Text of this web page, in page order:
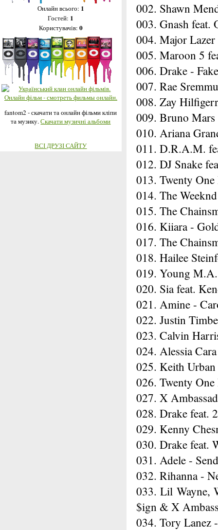
Онлайн всього: 1
Гостей: 1
Користувачів: 0
fantom2 - скачати та онлайн фільми кліпи
та музику.Скачати музичні альбоми
ВСІ ДРУЗІ САЙТУ
002. Shawn
003. Gnash
004. Major
005. Maroon 5
006. Drake -
007. Rae
008. Zay
009. Bruno
010. Ariana
011. D.R.A.M.
012. DJ Snake
013. Twenty
014. The
015. The
016. Kiiara -
017. The
018. Hailee
019. Young
020. Sia feat.
021. Amine -
022. Justin
023. Calvin
024. Alessia
025. Keith
026. Twenty
027. X
028. Drake feat.
029. Kenny
030. Drake feat.
031. Adele -
032. Rihanna -
033. Lil Wayne,
$ign & X
034. Tory Lanez